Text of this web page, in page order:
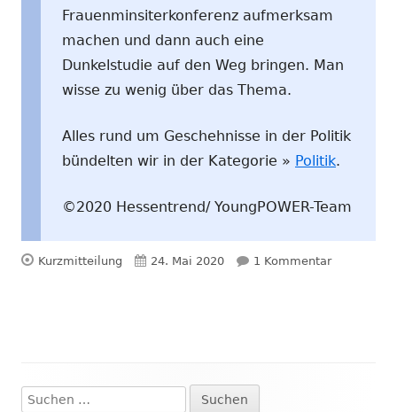
Frauenminsiterkonferenz aufmerksam
machen und dann auch eine
Dunkelstudie auf den Weg bringen. Man
wisse zu wenig über das Thema.
Alles rund um Geschehnisse in der Politik
bündelten wir in der Kategorie » Politik.
©2020 Hessentrend/ YoungPOWER-Team
Format
Kurzmitteilung Veröffentlicht
24. Mai 2020 1 Kommentarzu Zyklon
Haupt-
Suchen